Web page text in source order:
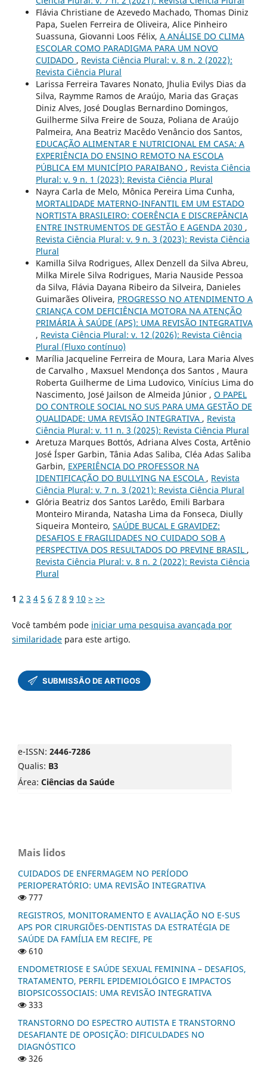
Flávia Christiane de Azevedo Machado, Thomas Diniz
Papa, Suelen Ferreira de Oliveira, Alice Pinheiro
Suassuna, Giovanni Loos Félix, A ANÁLISE DO CLIMA
ESCOLAR COMO PARADIGMA PARA UM NOVO
CUIDADO , Revista Ciência Plural: v. 8 n. 2 (2022):
Revista Ciência Plural
Larissa Ferreira Tavares Nonato, Jhulia Evilys Dias da
Silva, Raymme Ramos de Araújo, Maria das Graças
Diniz Alves, José Douglas Bernardino Domingos,
Guilherme Silva Freire de Souza, Poliana de Araújo
Palmeira, Ana Beatriz Macêdo Venâncio dos Santos,
EDUCAÇÃO ALIMENTAR E NUTRICIONAL EM CASA: A
EXPERIÊNCIA DO ENSINO REMOTO NA ESCOLA
PÚBLICA EM MUNICÍPIO PARAIBANO , Revista Ciência
Plural: v. 9 n. 1 (2023): Revista Ciência Plural
Nayra Carla de Melo, Mônica Pereira Lima Cunha,
MORTALIDADE MATERNO-INFANTIL EM UM ESTADO
NORTISTA BRASILEIRO: COERÊNCIA E DISCREPÂNCIA
ENTRE INSTRUMENTOS DE GESTÃO E AGENDA 2030 ,
Revista Ciência Plural: v. 9 n. 3 (2023): Revista Ciência
Plural
Kamilla Silva Rodrigues, Allex Denzell da Silva Abreu,
Milka Mirele Silva Rodrigues, Maria Nauside Pessoa
da Silva, Flávia Dayana Ribeiro da Silveira, Danieles
Guimarães Oliveira, PROGRESSO NO ATENDIMENTO A
CRIANÇA COM DEFICIÊNCIA MOTORA NA ATENÇÃO
PRIMÁRIA À SAÚDE (APS): UMA REVISÃO INTEGRATIVA
, Revista Ciência Plural: v. 12 (2026): Revista Ciência
Plural (Fluxo contínuo)
Marília Jacqueline Ferreira de Moura, Lara Maria Alves
de Carvalho , Maxsuel Mendonça dos Santos , Maura
Roberta Guilherme de Lima Ludovico, Vinícius Lima do
Nascimento, José Jailson de Almeida Júnior , O PAPEL
DO CONTROLE SOCIAL NO SUS PARA UMA GESTÃO DE
QUALIDADE: UMA REVISÃO INTEGRATIVA , Revista
Ciência Plural: v. 11 n. 3 (2025): Revista Ciência Plural
Aretuza Marques Bottós, Adriana Alves Costa, Artênio
José Ísper Garbin, Tânia Adas Saliba, Cléa Adas Saliba
Garbin, EXPERIÊNCIA DO PROFESSOR NA
IDENTIFICAÇÃO DO BULLYING NA ESCOLA , Revista
Ciência Plural: v. 7 n. 3 (2021): Revista Ciência Plural
Glória Beatriz dos Santos Larêdo, Emili Barbara
Monteiro Miranda, Natasha Lima da Fonseca, Diully
Siqueira Monteiro, SAÚDE BUCAL E GRAVIDEZ:
DESAFIOS E FRAGILIDADES NO CUIDADO SOB A
PERSPECTIVA DOS RESULTADOS DO PREVINE BRASIL ,
Revista Ciência Plural: v. 8 n. 2 (2022): Revista Ciência
Plural
1 2 3 4 5 6 7 8 9 10 > >>
Você também pode iniciar uma pesquisa avançada por
similaridadepara este artigo.
e-ISSN: 2446-7286
Qualis: B3
Área: Ciências da Saúde
Mais lidos
CUIDADOS DE ENFERMAGEM NO PERÍODO
PERIOPERATÓRIO: UMA REVISÃO INTEGRATIVA
777
REGISTROS, MONITORAMENTO E AVALIAÇÃO NO E-SUS
APS POR CIRURGIÕES-DENTISTAS DA ESTRATÉGIA DE
SAÚDE DA FAMÍLIA EM RECIFE, PE
610
ENDOMETRIOSE E SAÚDE SEXUAL FEMININA – DESAFIOS,
TRATAMENTO, PERFIL EPIDEMIOLÓGICO E IMPACTOS
BIOPSICOSSOCIAIS: UMA REVISÃO INTEGRATIVA
333
TRANSTORNO DO ESPECTRO AUTISTA E TRANSTORNO
DESAFIANTE DE OPOSIÇÃO: DIFICULDADES NO
DIAGNÓSTICO
326